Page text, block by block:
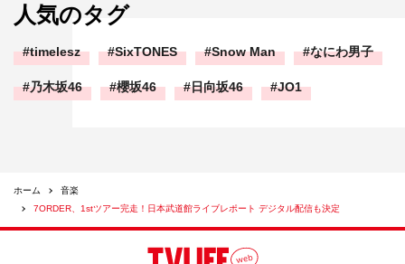
08. &Y
10. Break it
11. Love shower
15. Monday morning
＜DVD収録内容＞※初回限定盤 収録内容
「Sabaoflower」「GIRL」「LIFE」「BOW!!」MUSIC
人気のタグ
timelesz SixTONES Snow Man なにわ男子
乃木坂46 櫻坂46 日向坂46 JO1
ホーム
音楽
7ORDER、1stツアー完走！日本武道館ライブレポート デジタル配信も決定